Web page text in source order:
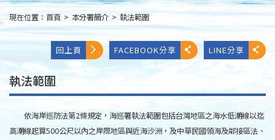
:::
現在位置： 首頁 > 本分署簡介 > 執法範圍
回上頁 FACEBOOK分享 LINE分享
執法範圍
依海岸巡防法第2條規定，海巡署執法範圍包括台灣地區之海水低潮線以迄
高潮線起算500公尺以內之岸際地區與近海沙洲，及中華民國領海及鄰接區法、